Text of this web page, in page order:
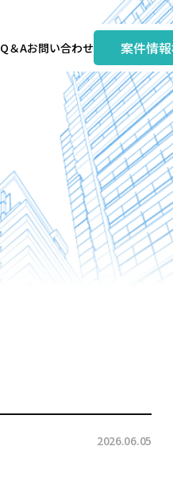
Q＆Aお問い合わせ 案件情
2026.06.05